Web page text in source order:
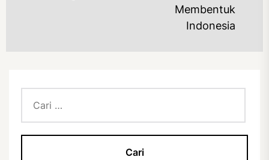
Membentuk
Indonesia
untuk: